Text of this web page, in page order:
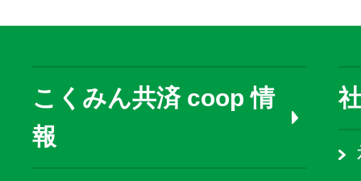
こくみん共済 coop 情
報